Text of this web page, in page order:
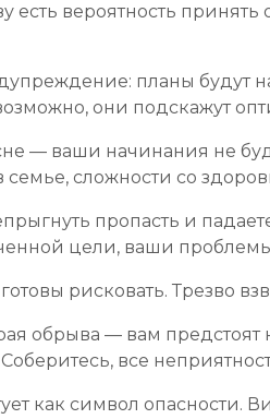
есть вероятность
планы будут
возможно, они подскажут
— ваши начинания не
сложности со
пропасть и
цели, ваши
рисковать. Трезво
обрыва — вам
Соберитесь, все
как символ